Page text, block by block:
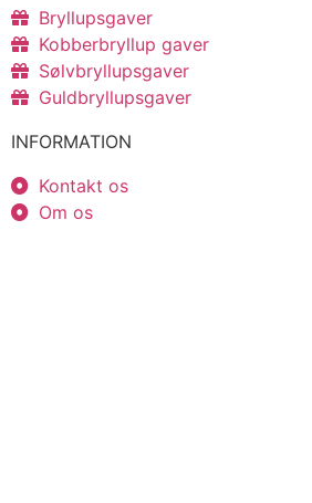
Bryllupsgaver
Kobberbryllup gaver
Sølvbryllupsgaver
Guldbryllupsgaver
INFORMATION
Kontakt os
Om os